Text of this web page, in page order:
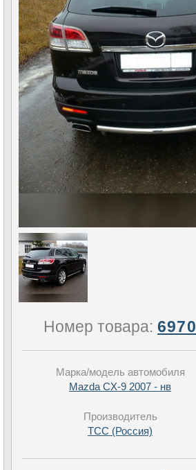
Номер товара:6970
Марка/модель автомобиля
Mazda CX-9 2007 - нв
Производитель
TCC (Россия)